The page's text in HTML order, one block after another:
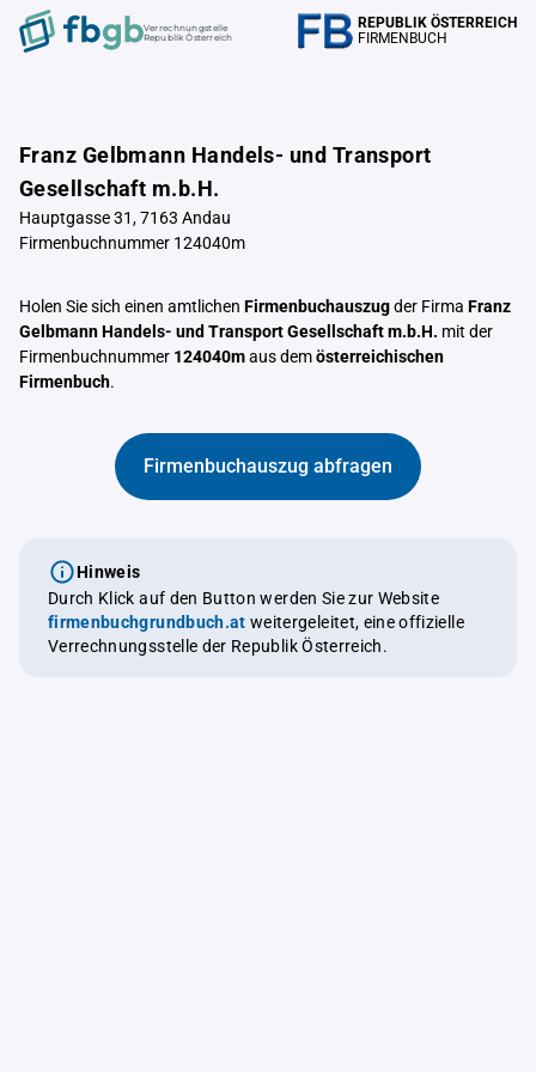
Verrechnungstelle
Republik Österreich
REPUBLIK ÖSTERREICH
FIRMENBUCH
Franz Gelbmann Handels- und Transport
Gesellschaft m.b.H.
Hauptgasse 31, 7163 Andau
Firmenbuchnummer 124040m
Holen Sie sich einen amtlichen Firmenbuchauszugder Firma Franz
Gelbmann Handels- und Transport Gesellschaft m.b.H. mit der
Firmenbuchnummer 124040maus demösterreichischen
Firmenbuch.
Firmenbuchauszug abfragen
Hinweis
Durch Klick auf den Button werden Sie zur Website
firmenbuchgrundbuch.at weitergeleitet, eine offizielle
Verrechnungsstelle der Republik Österreich.